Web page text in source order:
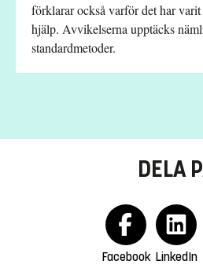
förklarar också varför det har
hjälp. Avvikelserna upptäcks
standardmetoder.
DELA
Facebook LinkedIn